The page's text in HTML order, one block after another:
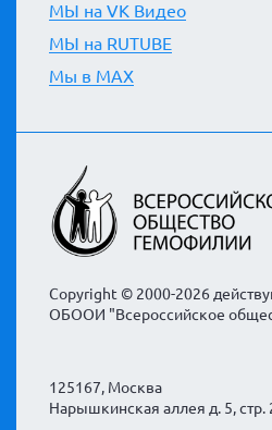
МЫ на VK Видео
МЫ на RUTUBE
Мы в MAX
Copyright © 2000-2026
ОБООИ "Всероссийское
125167, Москва
Нарышкинская аллея д. 5, стр.